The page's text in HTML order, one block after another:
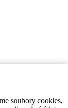
soubory cookies,